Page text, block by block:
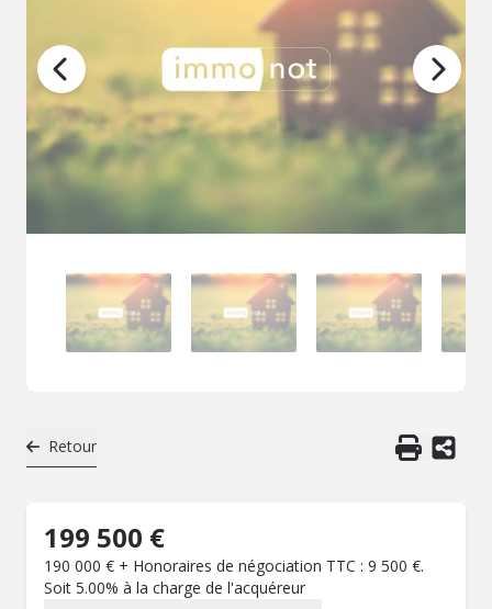
Retour
199 500 €
190 000 € + Honoraires de négociation TTC : 9 500 €.
Soit 5.00% à la charge de l'acquéreur